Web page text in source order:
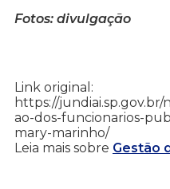
Fotos: divulgação
Link original:
https://jundiai.sp.gov.br/
ao-dos-funcionarios-
mary-marinho/
Leia mais sobre Gestão